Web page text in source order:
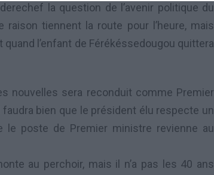
la question de l’avenir politique du
raison tiennent la route pour l’heure, mais
quand l’enfant de Férékéssedougou quittera
nouvelles sera reconduit comme Premier
bien que le président élu respecte un
le poste de Premier ministre revienne au
au perchoir, mais il n’a pas les 40 ans